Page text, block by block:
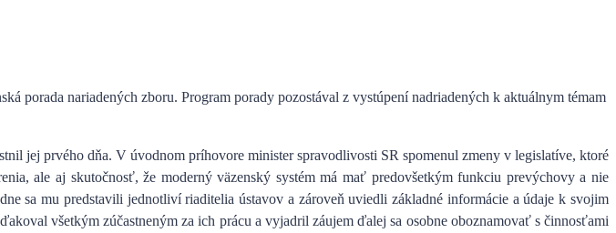
porada nariadených zboru. Program porady pozostával z vystúpení nadriadených k aktuálnym témam
jej prvého dňa. V úvodnom príhovore minister spravodlivosti SR spomenul zmeny v legislatíve, ktoré
ale aj skutočnosť, že moderný väzenský systém má mať predovšetkým funkciu prevýchovy a nie
sa mu predstavili jednotliví riaditelia ústavov a zároveň uviedli základné informácie a údaje k svojim
všetkým zúčastneným za ich prácu a vyjadril záujem ďalej sa osobne oboznamovať s činnosťami